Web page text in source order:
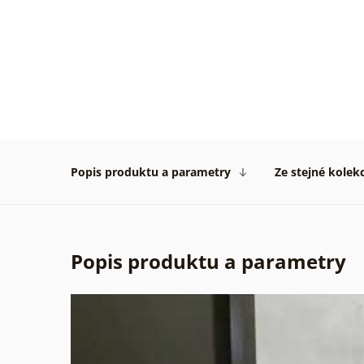
Popis produktu a parametry Ze stejné
Popis produktu a parametry